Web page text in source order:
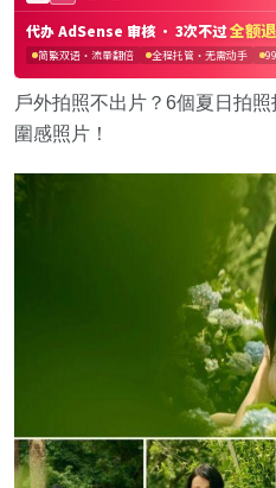
戶外拍照不出片？6個夏日拍
圍感照片！